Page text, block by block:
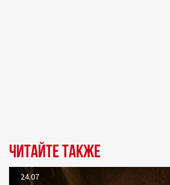
Читайте также
24.07